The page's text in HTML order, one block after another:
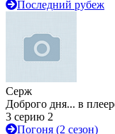
Последний рубеж
Серж
Доброго дня... в
3 серию 2
Погоня (2 сезон)